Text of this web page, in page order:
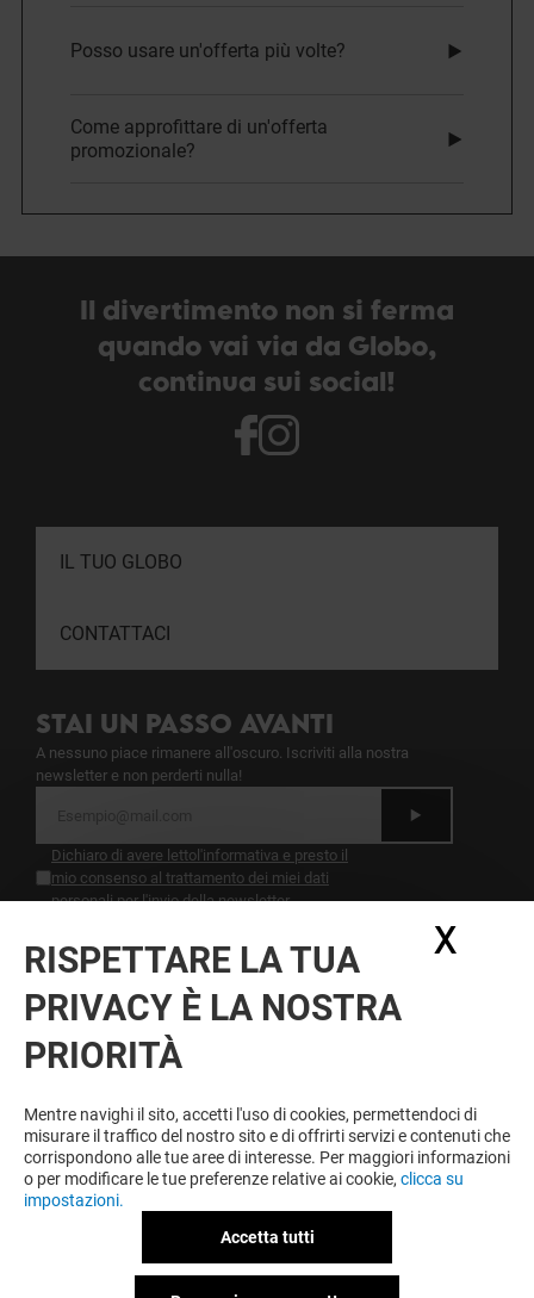
Posso usare un'offerta più volte?
Come approfittare di un'offerta
promozionale?
Il divertimento non si ferma
quando vai via da Globo,
continua sui social!
IL TUO GLOBO
CONTATTACI
STAI UN PASSO AVANTI
A nessuno piace rimanere all'oscuro. Iscriviti alla nostra
newsletter e non perderti nulla!
Dichiaro di avere letto l'informativa e presto il
mio consenso al trattamento dei miei dati
personali per l'invio della newsletter
DIVERTIMENTO A PORTATA DI
MANO
app e comincia a giocare.0
Condizioni d'utilizzoNote legali
Informativa sulla privacy
Informativa Sulla Registrazione
Informativa Sulla Newsletter
Informativa contatti e affitto spazi
Informativa questionario di gradimento
Informativa sui cookies
RISPETTARE LA TUA
PRIVACY È LA NOSTRA
PRIORITÀ
Mentre navighi il sito, accetti l'uso di cookies, permettendoci di
misurare il traffico del nostro sito e di offrirti servizi e contenuti che
corrispondono alle tue aree di interesse. Per maggiori informazioni
o per modificare le tue preferenze relative ai cookie, clicca su
impostazioni.
Accetta tutti
X